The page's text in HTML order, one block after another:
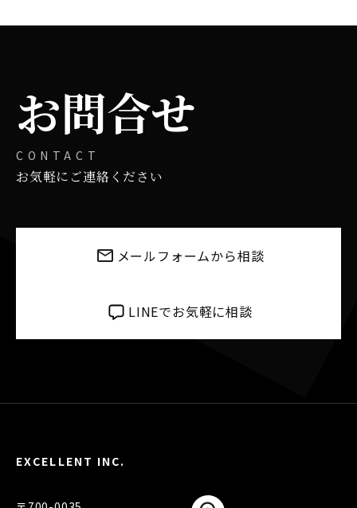
お問合せ
CONTACT
お気軽にご連絡ください
メールフォームから相談
LINEでお気軽に相談
EXCELLENT INC.